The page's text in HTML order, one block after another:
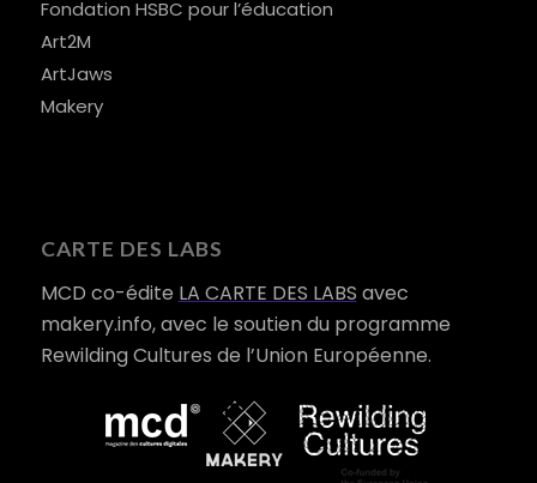
Fondation HSBC pour l’éducation
Art2M
ArtJaws
Makery
CARTE DES LABS
MCD co-édite LA CARTE DES LABS avec
makery.info, avec le soutien du programme
Rewilding Cultures de l’Union Européenne.